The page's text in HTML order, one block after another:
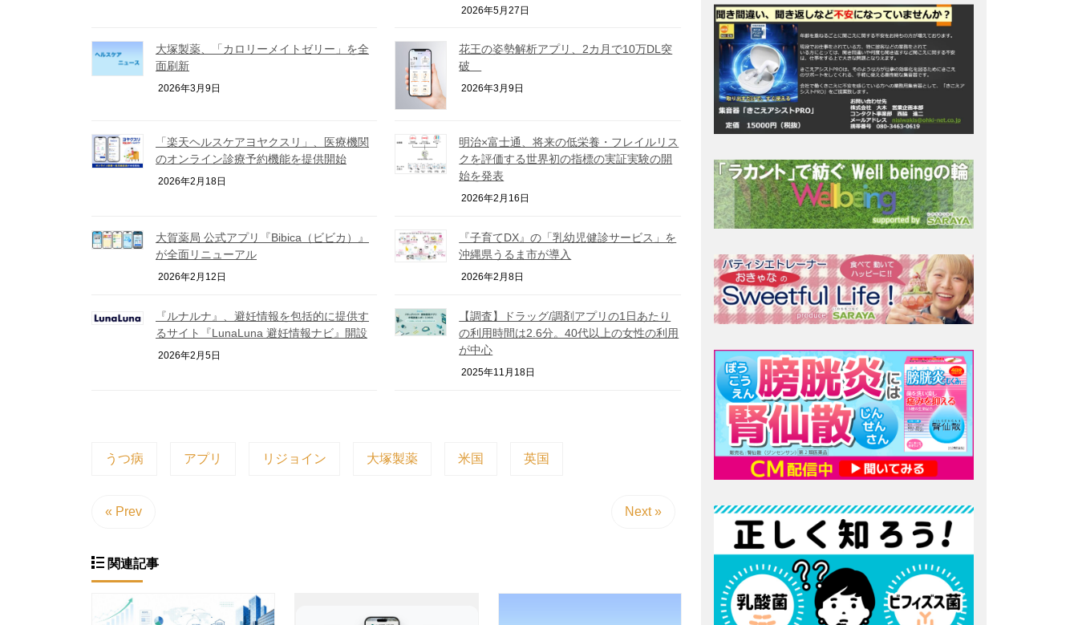
2026年5月27日
大塚製薬、「カロリーメイトゼリー」を全
面刷新
2026年3月9日
花王の姿勢解析アプリ、2カ月で10万DL突
破
2026年3月9日
「楽天ヘルスケアヨヤクスリ」、医療機関
のオンライン診療予約機能を提供開始
2026年2月18日
明治×富士通、将来の低栄養・フレイルリス
クを評価する世界初の指標の実証実験の開
始を発表
2026年2月16日
大賀薬局 公式アプリ『Bibica（ビビカ）』
が全面リニューアル
2026年2月12日
『子育てDX』の「乳幼児健診サービス」を
沖縄県うるま市が導入
2026年2月8日
『ルナルナ』、避妊情報を包括的に提供す
るサイト『LunaLuna 避妊情報ナビ』開設
2026年2月5日
【調査】ドラッグ/調剤アプリの1日あたり
の利用時間は2.6分。40代以上の女性の利用
が中心
2025年11月18日
うつ病 アプリ リジョイン 大塚製薬 米国 英国
« Prev Next »
関連記事